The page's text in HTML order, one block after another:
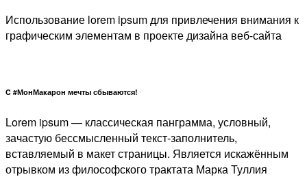
Использование lorem ipsum для привлечения внимания к
графическим элементам в проекте дизайна веб-сайта
C #МонМакарон мечты сбываются!
Lorem ipsum — классическая панграмма, условный,
зачастую бессмысленный текст-заполнитель,
вставляемый в макет страницы. Является искажённым
отрывком из философского трактата Марка Туллия